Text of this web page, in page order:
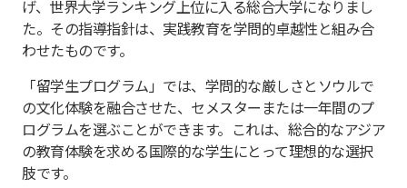
げ、世界大学ランキング上位に入る総合大学になりまし
た。その指導指針は、実践教育を学問的卓越性と組み合
わせたものです。
「留学生プログラム」では、学問的な厳しさとソウルで
の文化体験を融合させた、セメスターまたは一年間のプ
ログラムを選ぶことができます。これは、総合的なアジア
の教育体験を求める国際的な学生にとって理想的な選択
肢です。